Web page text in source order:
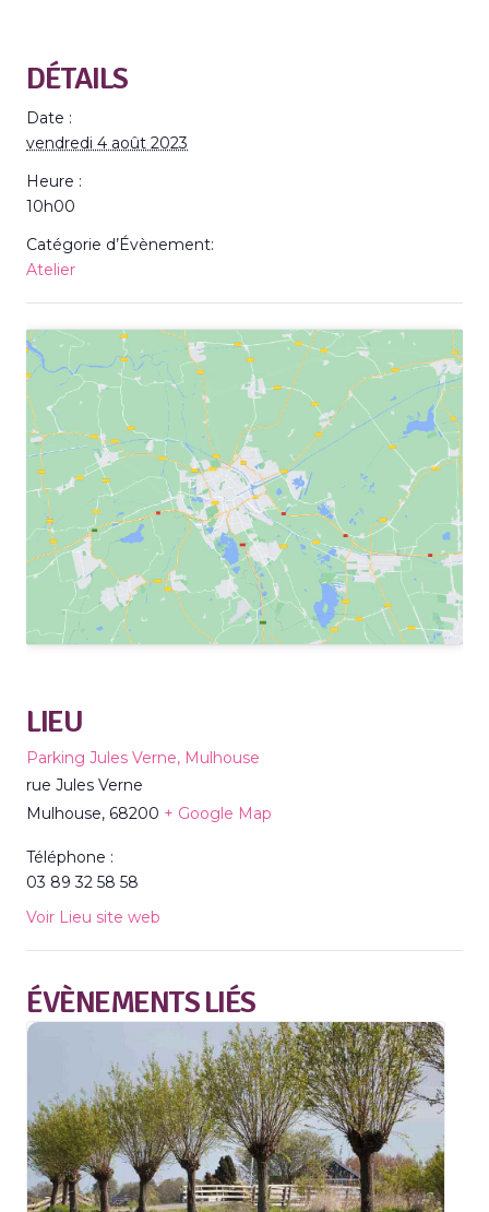
DÉTAILS
Date :
vendredi 4 août 2023
Heure :
10h00
Catégorie d’Évènement:
Atelier
LIEU
Parking Jules Verne, Mulhouse
rue Jules Verne
Mulhouse, 68200 + Google Map
Téléphone :
03 89 32 58 58
Voir Lieu site web
ÉVÈNEMENTS LIÉS